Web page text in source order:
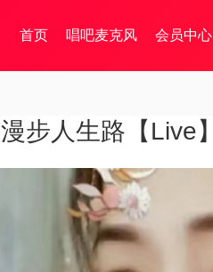
首页 唱吧麦克风 会员中心
漫步人生路【Live】